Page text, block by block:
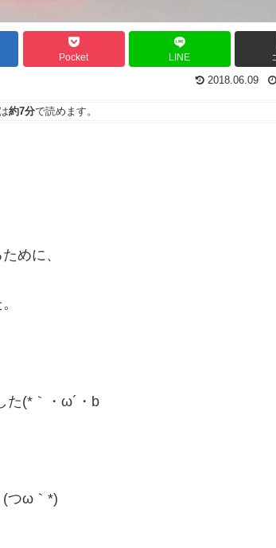
Pocket LINE
2018.06.09
約7分で読めます。
めに、
た(*｀・ω´・b
(つω｀*)